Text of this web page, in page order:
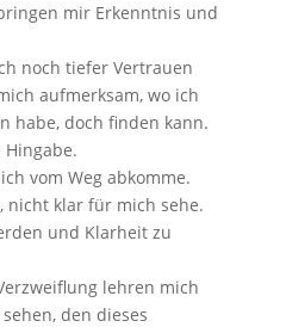
mir Erkenntnis und
noch tiefer Vertrauen
aufmerksam, wo ich
habe, doch finden kann.
vom Weg abkomme.
nicht klar für mich sehe.
und Klarheit zu
lehren mich
den dieses